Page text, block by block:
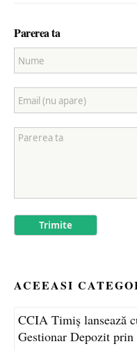
Parerea ta
ACEEASI
CCIA Timiș lansează
Gestionar Depozit prin